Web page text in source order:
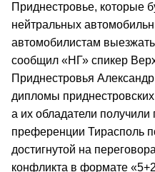
Приднестровье, которые
нейтральных
автомобилистам
сообщил «НГ» спикер
Приднестровья
дипломы
а их обладатели
преференции Тирасполь
достигнутой на
конфликта в формате